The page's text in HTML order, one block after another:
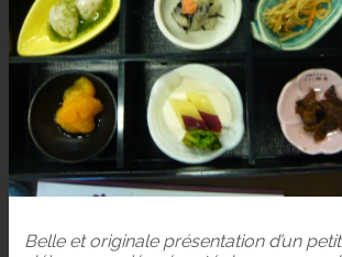
Belle et originale présentation d’un petit